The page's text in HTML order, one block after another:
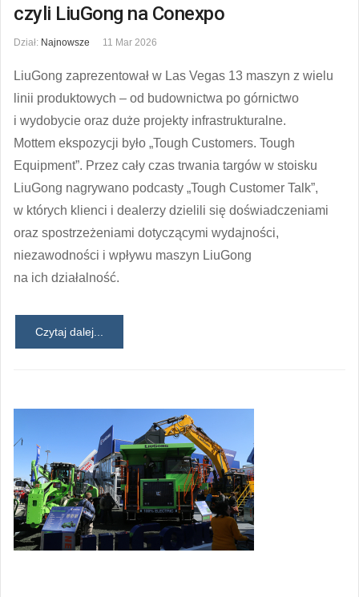
czyli LiuGong na Conexpo
Dział: Najnowsze 11 Mar 2026
LiuGong zaprezentował w Las Vegas 13 maszyn z wielu
linii produktowych – od budownictwa po górnictwo
i wydobycie oraz duże projekty infrastrukturalne.
Mottem ekspozycji było „Tough Customers. Tough
Equipment”. Przez cały czas trwania targów w stoisku
LiuGong nagrywano podcasty „Tough Customer Talk”,
w których klienci i dealerzy dzielili się doświadczeniami
oraz spostrzeżeniami dotyczącymi wydajności,
niezawodności i wpływu maszyn LiuGong
na ich działalność.
Czytaj dalej...